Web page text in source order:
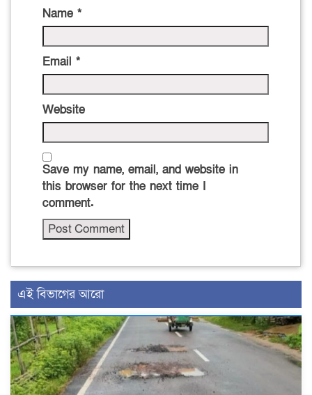
Name *
Email *
Website
Save my name, email, and website in
this browser for the next time I
comment.
এই বিভাগের আরো